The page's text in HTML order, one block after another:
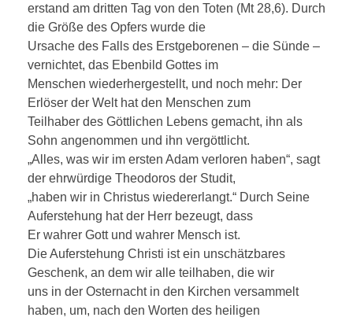
erstand am dritten Tag von den Toten (Mt 28,6). Durch
die Größe des Opfers wurde die
Ursache des Falls des Erstgeborenen – die Sünde –
vernichtet, das Ebenbild Gottes im
Menschen wiederhergestellt, und noch mehr: Der
Erlöser der Welt hat den Menschen zum
Teilhaber des Göttlichen Lebens gemacht, ihn als
Sohn angenommen und ihn vergöttlicht.
„Alles, was wir im ersten Adam verloren haben“, sagt
der ehrwürdige Theodoros der Studit,
„haben wir in Christus wiedererlangt.“ Durch Seine
Auferstehung hat der Herr bezeugt, dass
Er wahrer Gott und wahrer Mensch ist.
Die Auferstehung Christi ist ein unschätzbares
Geschenk, an dem wir alle teilhaben, die wir
uns in der Osternacht in den Kirchen versammelt
haben, um, nach den Worten des heiligen